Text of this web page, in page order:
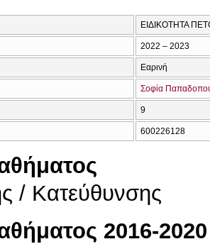
ΕΙΔΙΚΟΤΗΤΑ
2022 – 2023
Εαρινή
Σοφία
9
600226128
/ Kατεύθυνσης
2016-2020